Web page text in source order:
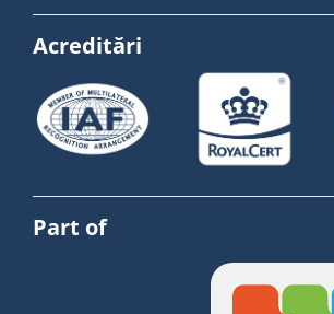
Acreditări
Part of